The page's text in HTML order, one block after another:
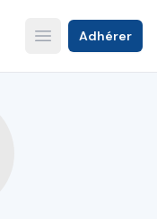
Open main menu
Adhérer